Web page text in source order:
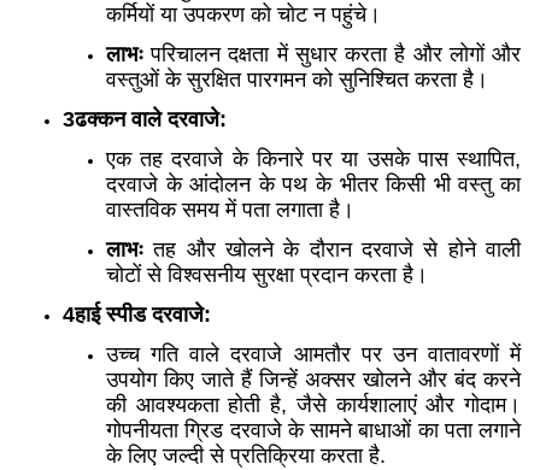
कर्मियों या उपकरण को चोट न पहुंचे।
लाभः परिचालन दक्षता में सुधार करता है और लोगों और
वस्तुओं के सुरक्षित पारगमन को सुनिश्चित करता है।
3ढक्कन वाले दरवाजे:
एक तह दरवाजे के किनारे पर या उसके पास स्थापित,
दरवाजे के आंदोलन के पथ के भीतर किसी भी वस्तु का
वास्तविक समय में पता लगाता है।
लाभः तह और खोलने के दौरान दरवाजे से होने वाली
चोटों से विश्वसनीय सुरक्षा प्रदान करता है।
4हाई स्पीड दरवाजे:
उच्च गति वाले दरवाजे आमतौर पर उन वातावरणों में
उपयोग किए जाते हैं जिन्हें अक्सर खोलने और बंद करने
की आवश्यकता होती है, जैसे कार्यशालाएं और गोदाम।
गोपनीयता ग्रिड दरवाजे के सामने बाधाओं का पता लगाने
के लिए जल्दी से प्रतिक्रिया करता है.